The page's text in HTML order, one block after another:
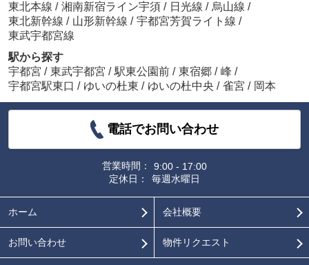
東北本線 / 湘南新宿ライン宇須 / 日光線 / 烏山線 /
東北新幹線 / 山形新幹線 / 宇都宮芳賀ライト線 /
東武宇都宮線
駅から探す
宇都宮 / 東武宇都宮 / 駅東公園前 / 東宿郷 / 峰 /
宇都宮駅東口 / ゆいの杜東 / ゆいの杜中央 / 雀宮 / 岡本
電話でお問い合わせ
営業時間：
9:00 - 17:00
定休日：
毎週水曜日
ホーム 会社概要
お問い合わせ 物件リクエスト